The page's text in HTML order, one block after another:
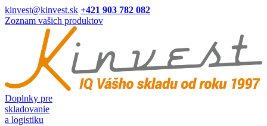
kinvest@kinvest.sk +421 903 782 082
Zoznam vašich produktov
Doplnky pre
skladovanie
a logistiku